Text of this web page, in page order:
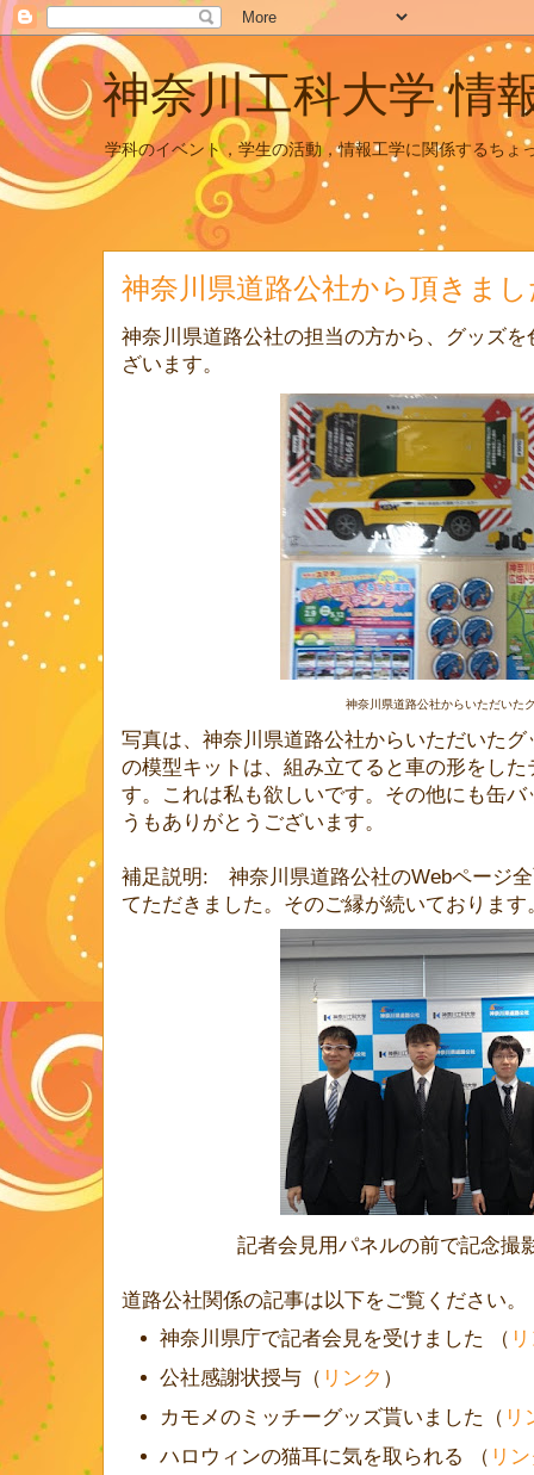
神奈川工科大学 情
学科のイベント，学生の活動，情報工学に関係するちょ
神奈川県道路公社から頂きま
神奈川県道路公社の担当の方から、グッズ
ざいます。
神奈川県道路公社からいただいた
写真は、神奈川県道路公社からいただいた
の模型キットは、組み立てると車の形をし
す。これは私も欲しいです。その他にも缶
うもありがとうございます。
補足説明: 神奈川県道路公社のWebページ
てただきました。そのご縁が続いておりま
記者会見用パネルの前で記念撮
道路公社関係の記事は以下をご覧ください。
神奈川県庁で記者会見を受けました （
公社感謝状授与（ リンク ）
カモメのミッチーグッズ貰いました（ リ
ハロウィンの猫耳に気を取られる （ リ